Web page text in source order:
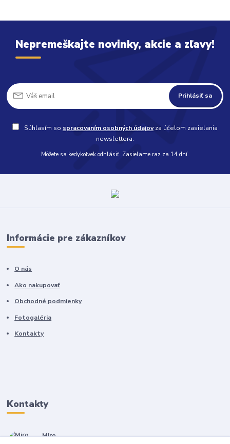
Nepremeškajte novinky, akcie a zľavy!
Prihlásiť sa
Súhlasím so spracovaním osobných údajovza účelom zasielania
newslettera.
Môžete sa kedykoľvek odhlásiť. Zasielame raz za 14 dní.
Informácie pre zákazníkov
O nás
Ako nakupovať
Obchodné podmienky
Fotogaléria
Kontakty
Kontakty
Miro